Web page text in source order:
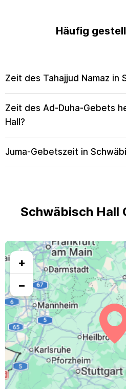
Häufig
Zeit des Tahajjud Namaz in
Zeit des Ad-Duha-Gebets
Hall?
Juma-Gebetszeit in
Schwäbisch Hall
+
−